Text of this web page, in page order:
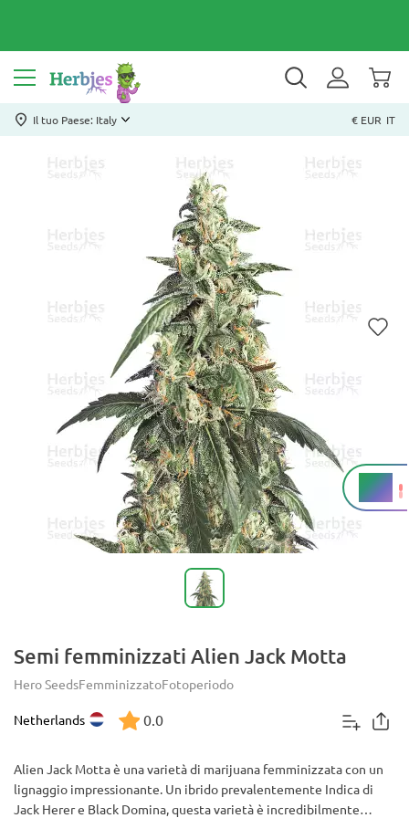
Il tuo Paese: Italy € EUR IT
22%
THC
Semi femminizzati Alien Jack Motta
Hero SeedsFemminizzatoFotoperiodo
Netherlands 0.0
Alien Jack Motta è una varietà di marijuana femminizzata con un
lignaggio impressionante. Un ibrido prevalentemente Indica di
Jack Herer e Black Domina, questa varietà è incredibilmente